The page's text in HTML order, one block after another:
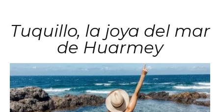
Tuquillo, la joya del mar
de Huarmey